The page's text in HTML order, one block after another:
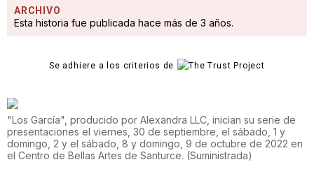
ARCHIVO
Esta historia fue publicada hace más de 3 años.
Se adhiere a los criterios de
"Los García", producido por Alexandra LLC, inician su serie de
presentaciones el viernes, 30 de septiembre, el sábado, 1 y
domingo, 2 y el sábado, 8 y domingo, 9 de octubre de 2022 en
el Centro de Bellas Artes de Santurce. (Suministrada)